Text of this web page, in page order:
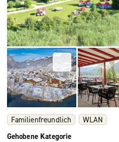
Familienfreundlich
WLAN
Gehobene Kategorie